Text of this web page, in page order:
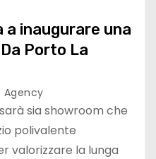
a inaugurare una
Porto La
Agency
sia showroom che
polivalente
valorizzare la lunga